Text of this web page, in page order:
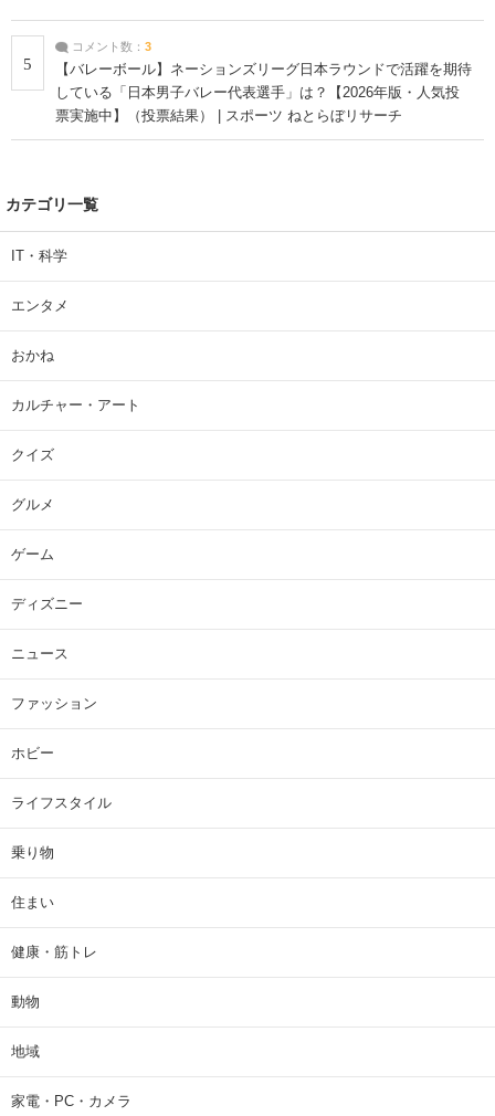
5
コメント数： 3
【バレーボール】ネーションズリーグ日本ラウンドで活躍を期待
している「日本男子バレー代表選手」は？【2026年版・人気投
票実施中】（投票結果） | スポーツ ねとらぼリサーチ
カテゴリ一覧
IT・科学
エンタメ
おかね
カルチャー・アート
クイズ
グルメ
ゲーム
ディズニー
ニュース
ファッション
ホビー
ライフスタイル
乗り物
住まい
健康・筋トレ
動物
地域
家電・PC・カメラ